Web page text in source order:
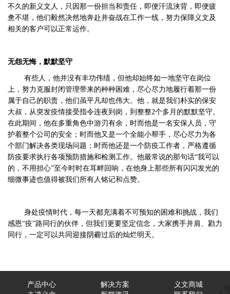
不久的新义文人，只因那一份担当和责任，即便汗流浃背，即便疲
惫不堪，他们毅然决然地奔赴并奋战在工作一线，努力保障义文及
相关的客户可以正常运作。
无怨无悔，默默坚守
有些人，他并没有丰功伟绩，但他却始终如一地坚守在岗位
上，努力克服封闭管理带来的种种困难，尽心尽力地履行着那一份
属于自己的职责，他们虽平凡却也伟大。他，就是我们朴实的保安
大叔，从突发疫情接受指令连夜到岗，到整整2个多月的默默坚守。
在此期间，他在多重角色中游刃有余，时而他是一名安保人员，守
护着整个公司的安全；时而他又是一个全能小帮手，尽心尽力为各
个部门解决各类现场问题；时而他还是一个防疫工作者，严格遵循
防疫要求执行各项预防措施和检测工作。他最常说的那句话“我可以
的，不用担心”至今时时在耳畔回响，在他身上那些所有闪闪发光的
细微事迹也值得被我们所有人铭记和点赞。
身处疫情时代，每一天都充满着不可预知的困难和挑战，我们
感恩“疫”路同行的伙伴，但我们更要坚定信念，大家携手并肩、勠力
同行，一定可以共同迎接阴霾过后的灿烂明天。
产品中心 解决方案
义文商城